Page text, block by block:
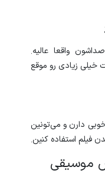
واقعا عالیه.
خیلی زیادی رو موقع
دارن و می‌تونین
فیلم استفاده کنین.
موسیقی